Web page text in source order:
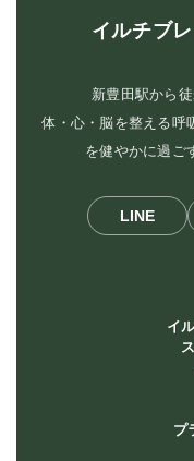
イルチブ
新豊田駅から
体・心・脳を整える呼
を健やかに過ご
LINE
イ
プ